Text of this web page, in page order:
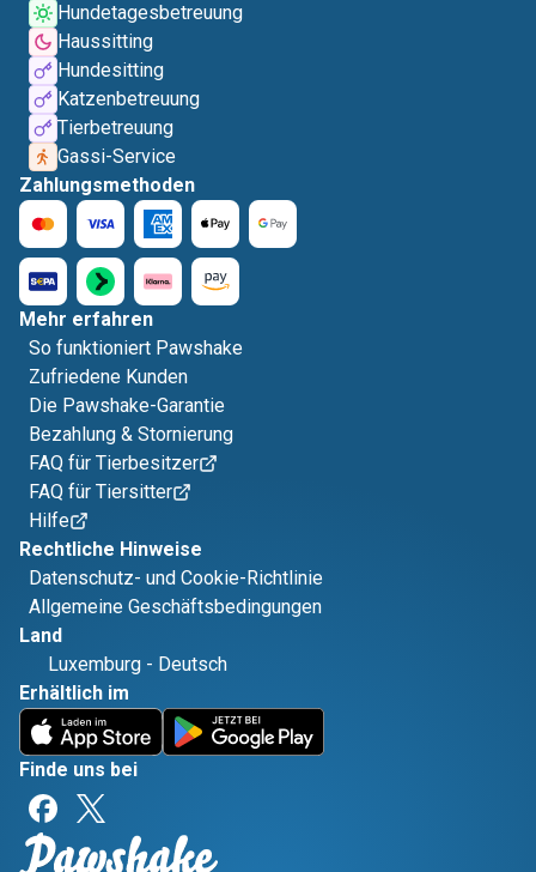
Hundetagesbetreuung
Haussitting
Hundesitting
Katzenbetreuung
Tierbetreuung
Gassi-Service
Zahlungsmethoden
Mehr erfahren
So funktioniert Pawshake
Zufriedene Kunden
Die Pawshake-Garantie
Bezahlung & Stornierung
FAQ für Tierbesitzer
FAQ für Tiersitter
Hilfe
Rechtliche Hinweise
Datenschutz- und Cookie-Richtlinie
Allgemeine Geschäftsbedingungen
Land
Luxemburg - Deutsch
Erhältlich im
Finde uns bei